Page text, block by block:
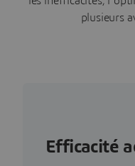
plusieurs
Efficacité